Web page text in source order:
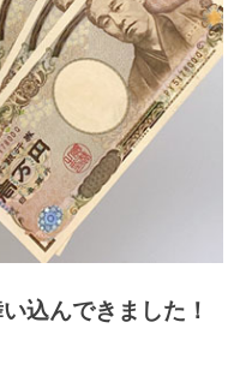
込んできました！